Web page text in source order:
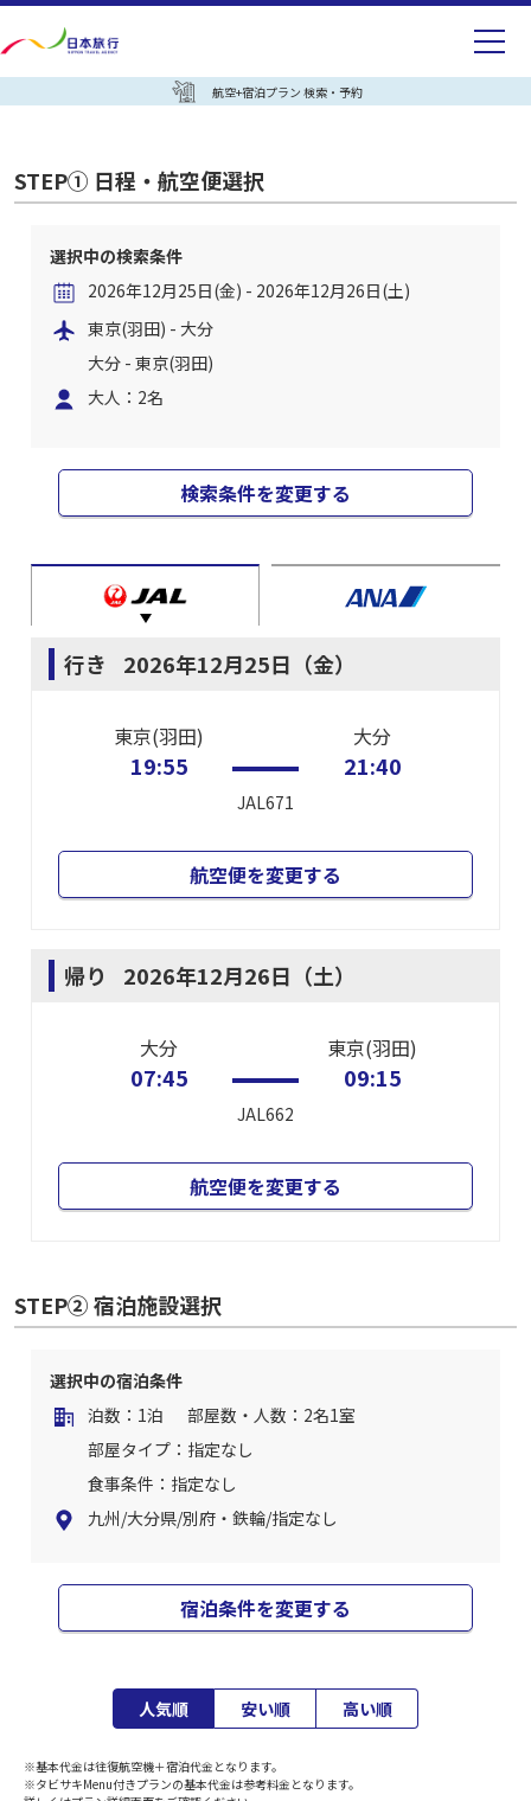
航空+宿泊プラン 検索・予約
STEP① 日程・航空便選択
選択中の検索条件
2026年12月25日(金) - 2026年12月26日(土)
東京(羽田) - 大分
大分 - 東京(羽田)
大人：2名
検索条件を変更する
行き 2026年12月25日（金）
東京(羽田)
19:55
JAL671
大分
21:40
航空便を変更する
帰り 2026年12月26日（土）
大分
07:45
JAL662
東京(羽田)
09:15
航空便を変更する
STEP② 宿泊施設選択
選択中の宿泊条件
泊数：1泊
部屋数・人数：2名1室
部屋タイプ：指定なし
食事条件：指定なし
九州/大分県/別府・鉄輪/指定なし
宿泊条件を変更する
人気順 安い順 高い順
※基本代金は往復航空機＋宿泊代金となります。
※タビサキMenu付きプランの基本代金は参考料金となります。